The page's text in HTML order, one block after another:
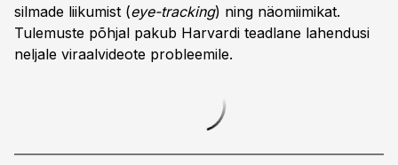
silmade liikumist (eye-tracking) ning näomiimikat.
Tulemuste põhjal pakub Harvardi teadlane lahendusi
neljale viraalvideote probleemile.